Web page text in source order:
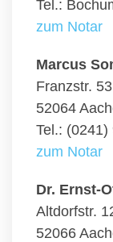
Tel.:
zum Notar
Marcus
Franzstr. 53
52064
Tel.: (0241)
zum Notar
Dr. Ernst-
Altdorfstr.
52066